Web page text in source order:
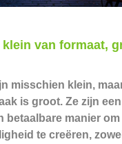
van formaat,
misschien klein,
is groot. Ze zijn een
betaalbare manier
te creëren,